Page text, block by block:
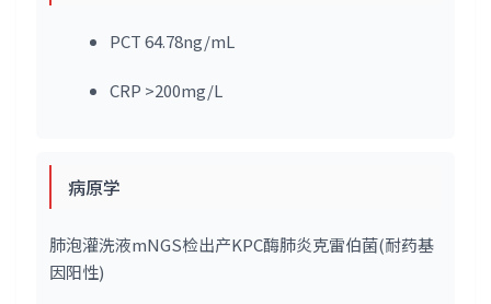
PCT 64.78ng/mL
CRP >200mg/L
病原学
肺泡灌洗液mNGS检出产KPC酶肺炎克雷伯菌(耐药基
因阳性)